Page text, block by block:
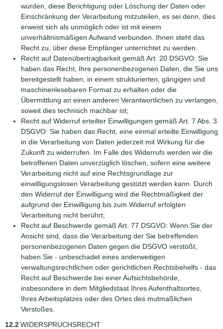
wurden, diese Berichtigung oder Löschung der Daten oder
Einschränkung der Verarbeitung mitzuteilen, es sei denn, dies
erweist sich als unmöglich oder ist mit einem
unverhältnismäßigen Aufwand verbunden. Ihnen steht das
Recht zu, über diese Empfänger unterrichtet zu werden.
Recht auf Datenübertragbarkeit gemäß Art. 20 DSGVO: Sie
haben das Recht, Ihre personenbezogenen Daten, die Sie uns
bereitgestellt haben, in einem strukturierten, gängigen und
maschinenlesebaren Format zu erhalten oder die
Übermittlung an einen anderen Verantwortlichen zu verlangen,
soweit dies technisch machbar ist;
Recht auf Widerruf erteilter Einwilligungen gemäß Art. 7 Abs. 3
DSGVO: Sie haben das Recht, eine einmal erteilte Einwilligung
in die Verarbeitung von Daten jederzeit mit Wirkung für die
Zukunft zu widerrufen. Im Falle des Widerrufs werden wir die
betroffenen Daten unverzüglich löschen, sofern eine weitere
Verarbeitung nicht auf eine Rechtsgrundlage zur
einwilligungslosen Verarbeitung gestützt werden kann. Durch
den Widerruf der Einwilligung wird die Rechtmäßigkeit der
aufgrund der Einwilligung bis zum Widerruf erfolgten
Verarbeitung nicht berührt;
Recht auf Beschwerde gemäß Art. 77 DSGVO: Wenn Sie der
Ansicht sind, dass die Verarbeitung der Sie betreffenden
personenbezogenen Daten gegen die DSGVO verstößt,
haben Sie - unbeschadet eines anderweitigen
verwaltungsrechtlichen oder gerichtlichen Rechtsbehelfs - das
Recht auf Beschwerde bei einer Aufsichtsbehörde,
insbesondere in dem Mitgliedstaat Ihres Aufenthaltsortes,
Ihres Arbeitsplatzes oder des Ortes des mutmaßlichen
Verstoßes.
12.2WIDERSPRUCHSRECHT